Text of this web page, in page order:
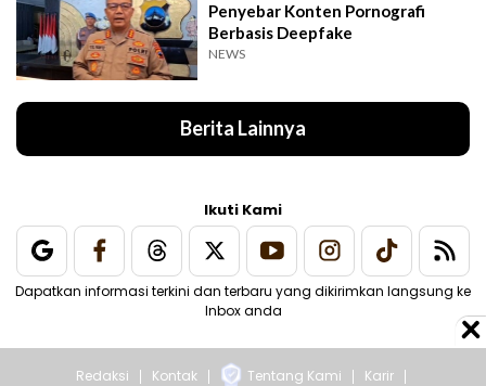
Penyebar Konten Pornografi
Berbasis Deepfake
NEWS
Berita Lainnya
Ikuti Kami
Dapatkan informasi terkini dan terbaru yang dikirimkan langsung ke
Inbox anda
Redaksi Kontak Tentang Kami Karir